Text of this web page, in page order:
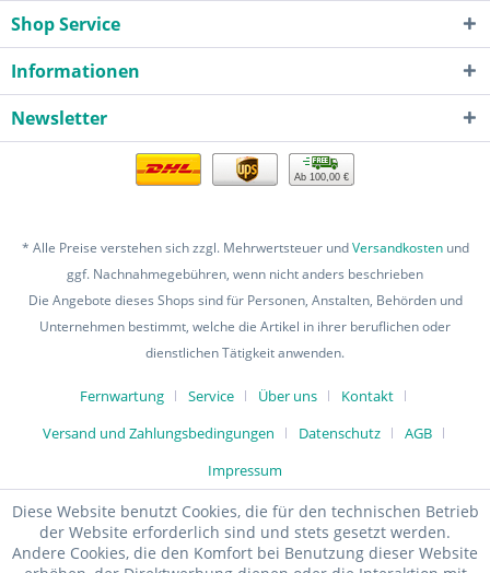
Shop Service
Informationen
Newsletter
Ab 100,00 €
* Alle Preise verstehen sich zzgl. Mehrwertsteuer undVersandkostenund
ggf. Nachnahmegebühren, wenn nicht anders beschrieben
Die Angebote dieses Shops sind für Personen, Anstalten, Behörden und
Unternehmen bestimmt, welche die Artikel in ihrer beruflichen oder
dienstlichen Tätigkeit anwenden.
Fernwartung Service Über uns
Kontakt
Versand und Zahlungsbedingungen
Datenschutz
AGB
Impressum
Diese Website benutzt Cookies, die für den technischen Betrieb
der Website erforderlich sind und stets gesetzt werden.
Andere Cookies, die den Komfort bei Benutzung dieser Website